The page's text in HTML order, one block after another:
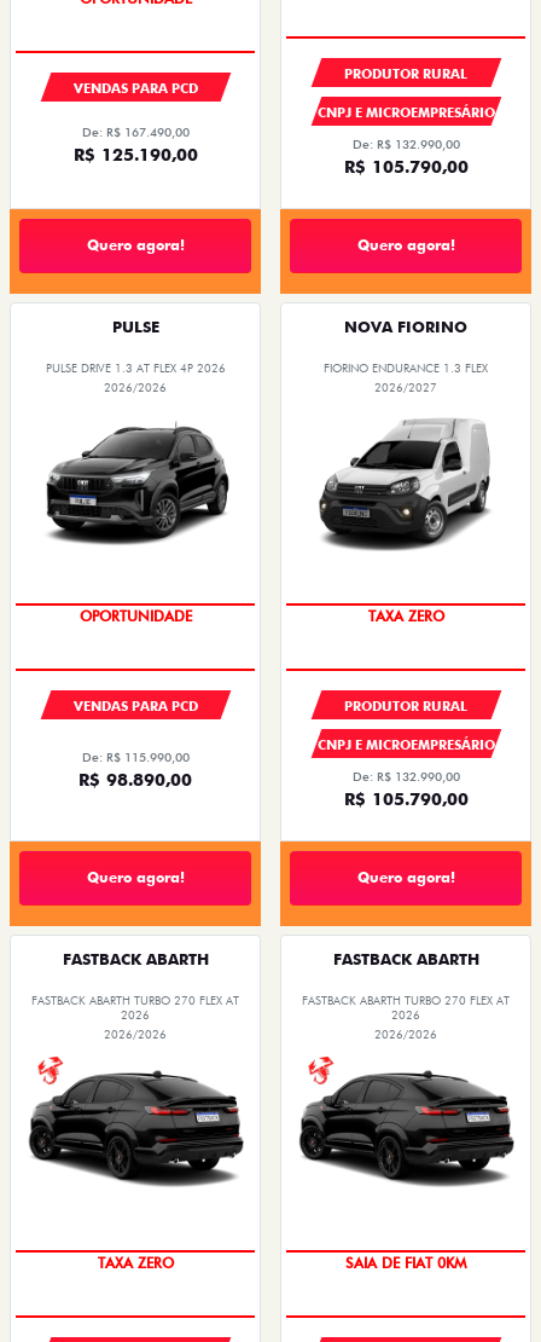
VENDAS PARA PCD
De: R$ 167.490,00
R$ 125.190,00
Quero agora!
PRODUTOR RURAL
CNPJ E MICROEMPRESÁRIO
De: R$ 132.990,00
R$ 105.790,00
Quero agora!
PULSE
PULSE DRIVE 1.3 AT FLEX 4P 2026
2026/2026
OPORTUNIDADE
VENDAS PARA PCD
De: R$ 115.990,00
R$ 98.890,00
Quero agora!
NOVA FIORINO
FIORINO ENDURANCE 1.3 FLEX
2026/2027
TAXA ZERO
PRODUTOR RURAL
CNPJ E MICROEMPRESÁRIO
De: R$ 132.990,00
R$ 105.790,00
Quero agora!
FASTBACK ABARTH
FASTBACK ABARTH TURBO 270 FLEX AT
2026
2026/2026
TAXA ZERO
FASTBACK ABARTH
FASTBACK ABARTH TURBO 270 FLEX AT
2026
2026/2026
SAIA DE FIAT 0KM